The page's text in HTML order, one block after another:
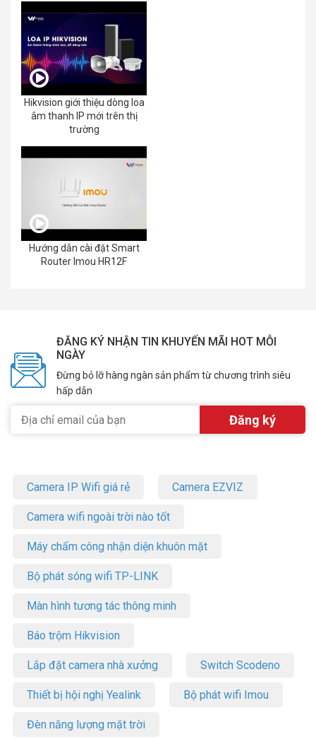
Hikvision giới thiệu dòng loa
âm thanh IP mới trên thị
trường
Hướng dẫn cài đặt Smart
Router Imou HR12F
ĐĂNG KÝ NHẬN TIN KHUYẾN MÃI HOT MỖI
NGÀY
Đừng bỏ lỡ hàng ngàn sản phẩm từ chương trình siêu
hấp dẫn
Camera IP Wifi giá rẻ Camera EZVIZ
Camera wifi ngoài trời nào tốt
Máy chấm công nhận diện khuôn mặt
Bộ phát sóng wifi TP-LINK
Màn hình tương tác thông minh
Báo trộm Hikvision
Lắp đặt camera nhà xưởng Switch Scodeno
Thiết bị hội nghị Yealink Bộ phát wifi Imou
Đèn năng lượng mặt trời